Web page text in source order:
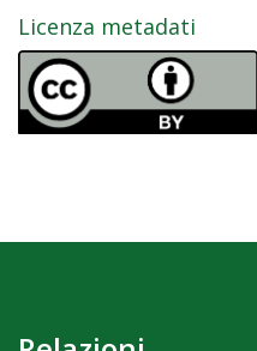
Licenza metadati